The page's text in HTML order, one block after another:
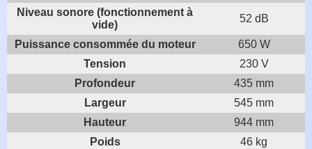
Niveau sonore (fonctionnement à
vide)
52 dB
Puissance consommée du moteur
650 W
Tension
230 V
Profondeur
435 mm
Largeur
545 mm
Hauteur
944 mm
Poids
46 kg